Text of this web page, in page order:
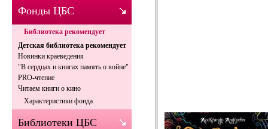
Фонды ЦБС
Библиотека рекомендует
Детская библиотека рекомендует
Новинки краеведения
"В сердцах и книгах память о войне"
PRO-чтение
Читаем книги о кино
Характеристики фонда
Библиотеки ЦБС